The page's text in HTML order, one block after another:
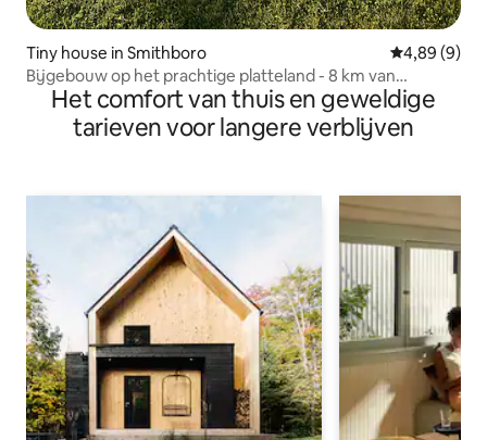
Tiny house in Smithboro Gemiddelde
4,89 (9)
Bijgebouw op het prachtige platteland - 8 km van
Monaghan
Het comfort van thuis en geweldige
tarieven voor langere verblijven